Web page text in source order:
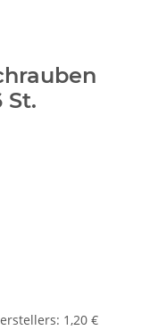
St.
: 1,20 €